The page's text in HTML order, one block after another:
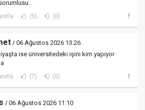
(5) (0)
/ 06 Ağustos 2026 13:26
ise üniversitedeki işini kim yapıyor
(7) (0)
/ 06 Ağustos 2026 11:10